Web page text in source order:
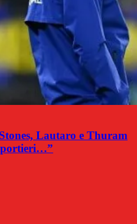
Lautaro e Thuram
portieri…”